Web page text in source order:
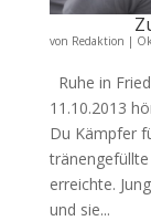
von Redaktion |
Ruhe in
11.10.2013
Du Kämpfer
erreichte.
und sie...